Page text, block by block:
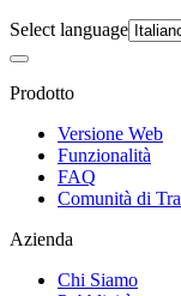
Select language
Prodotto
Versione Web
Funzionalità
FAQ
Comunità di
Azienda
Chi Siamo